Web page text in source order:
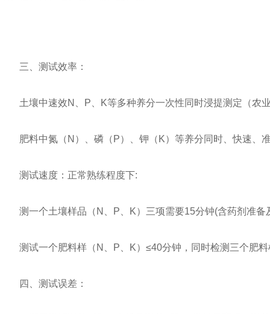
三、测试效率：
土壤中速效N、P、K等多种养分一次性同时浸提测定（农
肥料中氮（N）、磷（P）、钾（K）等养分同时、快速、
测试速度：正常熟练程度下:
测一个土壤样品（N、P、K）三项需要15分钟(含药剂准备
测试一个肥料样（N、P、K）≤40分钟，同时检测三个肥料
四、测试误差：